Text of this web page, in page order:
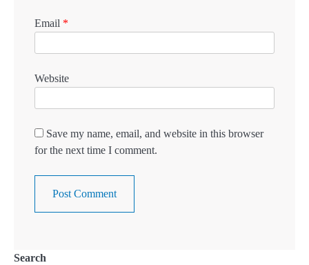
Email *
Website
Save my name, email, and website in this browser
for the next time I comment.
Search